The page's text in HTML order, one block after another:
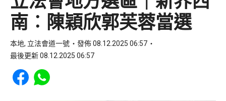
南︰陳穎欣郭芙蓉當選
本地, 立法會道一號
發佈 08.12.2025 06:57
最後更新 08.12.2025 06:57
Share to Facebook
Share to WhatsApp